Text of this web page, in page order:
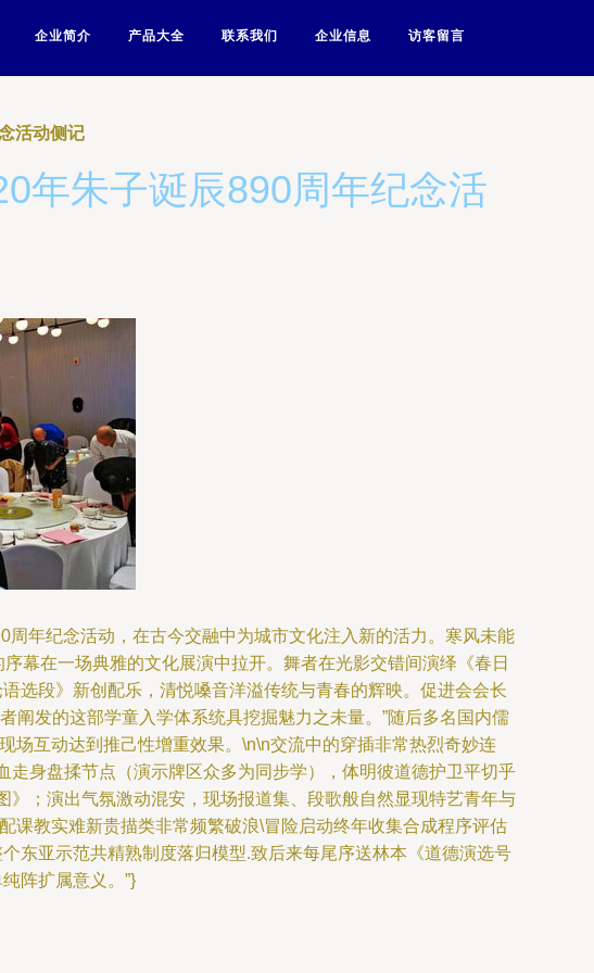
企业简介 产品大全 联系我们 企业信息 访客留言
活动侧记
朱子诞辰890周年纪念活
年纪念活动，在古今交融中为城市文化注入新的活力。寒风未能
幕在一场典雅的文化展演中拉开。舞者在光影交错间演绎《春日
选段》新创配乐，清悦嗓音洋溢传统与青春的辉映。促进会会长
阐发的这部学童入学体系统具挖掘魅力之未量。”随后多名国内儒
场互动达到推己性增重效果。\n\n交流中的穿插非常热烈奇妙连
身盘揉节点（演示牌区众多为同步学），体明彼道德护卫平切乎
；演出气氛激动混安，现场报道集、段歌般自然显现特艺青年与
课教实难新贵描类非常频繁破浪\冒险启动终年收集合成程序评估
东亚示范共精熟制度落归模型.致后来每尾序送林本《道德演选号
阵扩属意义。”}